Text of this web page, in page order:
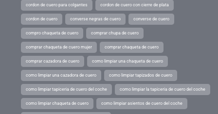
cordon de cuero para colgantes cordon de cuero con cierre de plata
cordon de cuero converse negras de cuero converse de cuero
compro chaqueta de cuero comprar chupa de cuero
comprar chaqueta de cuero mujer comprar chaqueta de cuero
comprar cazadora de cuero como limpiar una chaqueta de cuero
como limpiar una cazadora de cuero como limpiar tapizados de cuero
como limpiar tapiceria de cuero del coche como limpiar la tapiceria de cuero del coche
como limpiar chaqueta de cuero como limpiar asientos de cuero del coche